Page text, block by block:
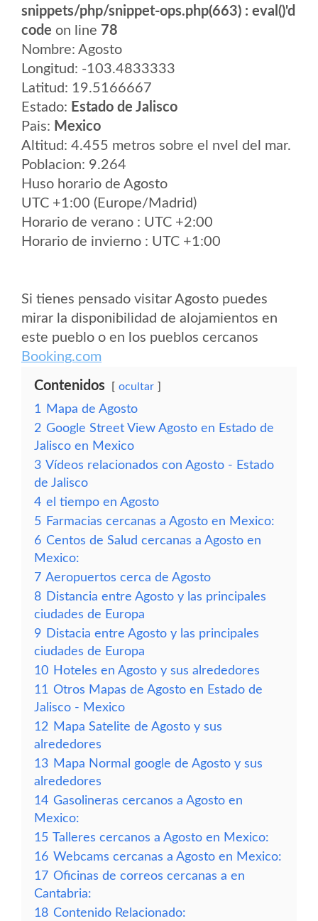
snippets/php/snippet-ops.php(663) : eval()'d
code on line 78
Nombre: Agosto
Longitud: -103.4833333
Latitud: 19.5166667
Estado: Estado de Jalisco
Pais: Mexico
Altitud: 4.455 metros sobre el nvel del mar.
Poblacion: 9.264
Huso horario de Agosto
UTC +1:00 (Europe/Madrid)
Horario de verano : UTC +2:00
Horario de invierno : UTC +1:00
Si tienes pensado visitar Agosto puedes
mirar la disponibilidad de alojamientos en
este pueblo o en los pueblos cercanos
Booking.com
Contenidos ocultar
1
Mapa de Agosto
2 Google Street View Agosto en Estado de
Jalisco en Mexico
3 Vídeos relacionados con Agosto - Estado
de Jalisco
4 el tiempo en Agosto
5 Farmacias cercanas a Agosto en Mexico:
6 Centos de Salud cercanas a Agosto en
Mexico:
7 Aeropuertos cerca de Agosto
8 Distancia entre Agosto y las principales
ciudades de Europa
9 Distacia entre Agosto y las principales
ciudades de Europa
10 Hoteles en Agosto y sus alrededores
11 Otros Mapas de Agosto en Estado de
Jalisco - Mexico
12 Mapa Satelite de Agosto y sus
alrededores
13 Mapa Normal google de Agosto y sus
alrededores
14 Gasolineras cercanos a Agosto en
Mexico:
15 Talleres cercanos a Agosto en Mexico:
16 Webcams cercanas a Agosto en Mexico:
17 Oficinas de correos cercanas a en
Cantabria:
18 Contenido Relacionado: